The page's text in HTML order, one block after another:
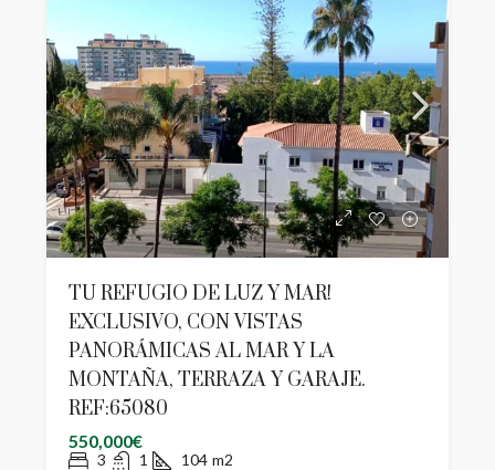
TU REFUGIO DE LUZ Y MAR!
EXCLUSIVO, CON VISTAS
PANORÁMICAS AL MAR Y LA
MONTAÑA, TERRAZA Y GARAJE.
REF:65080
550,000€
3 1 104 m2